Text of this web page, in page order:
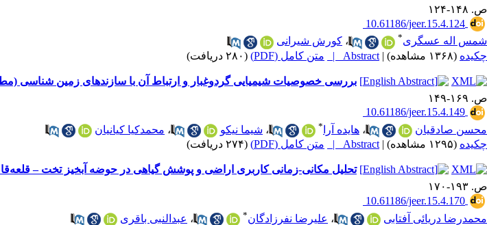
ص. ۱۴۸-۱۲۴
‎ 10.61186/jeer.15.4.124
شمس اله عسگری* ، کورش شیرانی
چکیده (۱۳۶۸ مشاهده) |
Abstract | متن کامل (PDF) (۲۸۰ دریافت)
بررسی خصوصیات شیمیایی گردوغبار و ارتباط آن با سازندهای زمین شناسی
ص. ۱۶۹-۱۴۹
‎ 10.61186/jeer.15.4.149
محسن صادقیان
، هایده آرا * ، شیما نیکو ، محمدکیا کیانیان
چکیده (۱۲۹۵ مشاهده) |
Abstract | متن کامل (PDF) (۲۷۴ دریافت)
تحلیل مکانی-زمانی کاربری اراضی و پوشش گیاهی در حوضه آبخیز تخت –
ص. ۱۹۳-۱۷۰
‎ 10.61186/jeer.15.4.170
محمدرضا دریائی آفتابی
، علیرضا نفرزادگان* ، عبدالنبی باقری